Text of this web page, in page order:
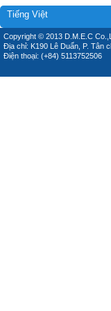
Tiếng Việt
Copyright © 2013 D.M.E.C
Địa chỉ: K190 Lê Duẩn, P. Tân
Điện thoại: (+84) 5113752506